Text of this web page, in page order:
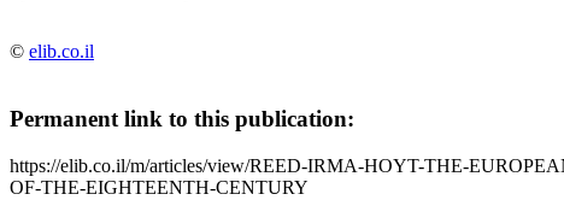
© elib.co.il
Permanent link to this publication:
https://elib.co.il/m/articles/view/REED-IRMA-HOYT-THE-
OF-THE-EIGHTEENTH-CENTURY